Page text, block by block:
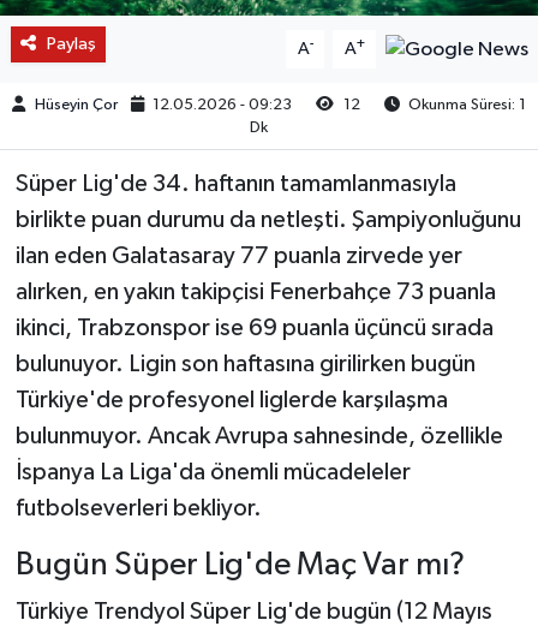
Paylaş A- A+
Hüseyin Çor 12.05.2026 - 09:23 12
Okunma Süresi: 1
Dk
Süper Lig'de 34. haftanın tamamlanmasıyla
birlikte puan durumu da netleşti. Şampiyonluğunu
ilan eden Galatasaray 77 puanla zirvede yer
alırken, en yakın takipçisi Fenerbahçe 73 puanla
ikinci, Trabzonspor ise 69 puanla üçüncü sırada
bulunuyor. Ligin son haftasına girilirken bugün
Türkiye'de profesyonel liglerde karşılaşma
bulunmuyor. Ancak Avrupa sahnesinde, özellikle
İspanya La Liga'da önemli mücadeleler
futbolseverleri bekliyor.
Bugün Süper Lig'de Maç Var mı?
Türkiye Trendyol Süper Lig'de bugün (12 Mayıs